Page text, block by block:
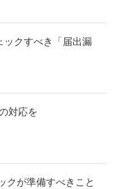
ックすべき「届出漏
対応を
クが準備すべきこと